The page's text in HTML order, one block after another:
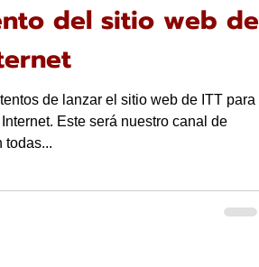
del sitio web de
de lanzar el sitio web de ITT para
Este será nuestro canal de
todas...